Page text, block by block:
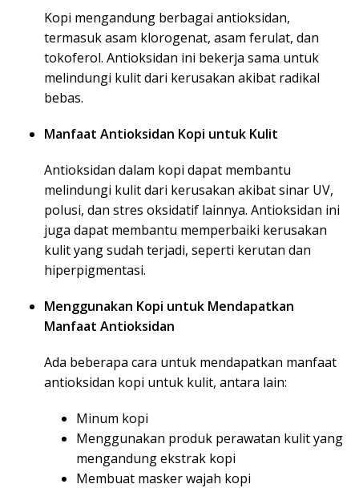
Kopi mengandung berbagai antioksidan,
termasuk asam klorogenat, asam ferulat, dan
tokoferol. Antioksidan ini bekerja sama untuk
melindungi kulit dari kerusakan akibat radikal
bebas.
Manfaat Antioksidan Kopi untuk Kulit
Antioksidan dalam kopi dapat membantu
melindungi kulit dari kerusakan akibat sinar UV,
polusi, dan stres oksidatif lainnya. Antioksidan ini
juga dapat membantu memperbaiki kerusakan
kulit yang sudah terjadi, seperti kerutan dan
hiperpigmentasi.
Menggunakan Kopi untuk Mendapatkan
Manfaat Antioksidan
Ada beberapa cara untuk mendapatkan manfaat
antioksidan kopi untuk kulit, antara lain:
Minum kopi
Menggunakan produk perawatan kulit yang
mengandung ekstrak kopi
Membuat masker wajah kopi